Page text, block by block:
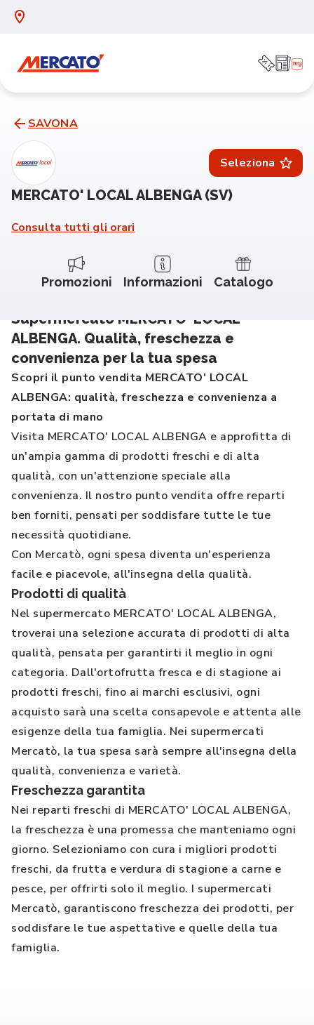
SAVONA
Seleziona
MERCATO' LOCAL ALBENGA (SV)
Consulta tutti gli orari
Promozioni Informazioni Catalogo
Supermercato MERCATO' LOCAL
ALBENGA. Qualità, freschezza e
convenienza per la tua spesa
Scopri il punto vendita MERCATO' LOCAL
ALBENGA: qualità, freschezza e convenienza a
portata di mano
Visita MERCATO' LOCAL ALBENGA e approfitta di
un'ampia gamma di prodotti freschi e di alta
qualità, con un'attenzione speciale alla
convenienza. Il nostro punto vendita offre reparti
ben forniti, pensati per soddisfare tutte le tue
necessità quotidiane.
Con Mercatò, ogni spesa diventa un'esperienza
facile e piacevole, all'insegna della qualità.
Prodotti di qualità
Nel supermercato MERCATO' LOCAL ALBENGA,
troverai una selezione accurata di prodotti di alta
qualità, pensata per garantirti il meglio in ogni
categoria. Dall'ortofrutta fresca e di stagione ai
prodotti freschi, fino ai marchi esclusivi, ogni
acquisto sarà una scelta consapevole e attenta alle
esigenze della tua famiglia. Nei supermercati
Mercatò, la tua spesa sarà sempre all'insegna della
qualità, convenienza e varietà.
Freschezza garantita
Nei reparti freschi di MERCATO' LOCAL ALBENGA,
la freschezza è una promessa che manteniamo ogni
giorno. Selezioniamo con cura i migliori prodotti
freschi, da frutta e verdura di stagione a carne e
pesce, per offrirti solo il meglio. I supermercati
Mercatò, garantiscono freschezza dei prodotti, per
soddisfare le tue aspettative e quelle della tua
famiglia.